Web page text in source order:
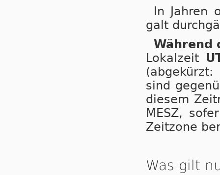
In Jahren
galt
Während
Lokalzeit
(abgekürzt:
sind
diesem
MESZ,
Zeitzone
Was gilt